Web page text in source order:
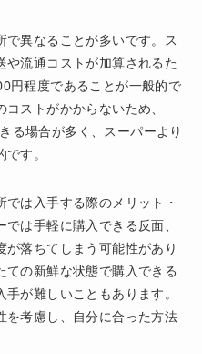
異なることが多いです。ス
や流通コストが加算されるた
円程度であることが一般的で
ストがかからないため、
る場合が多く、スーパーより
す。
は入手する際のメリット・
は手軽に購入できる反面、
落ちてしまう可能性があり
ての新鮮な状態で購入できる
が難しいこともあります。
を考慮し、自分に合った方法